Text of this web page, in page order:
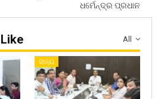
ଧର୍ମେନ୍ଦ୍ର ପ୍ରଧାନ
All
ରାଜ୍ୟ